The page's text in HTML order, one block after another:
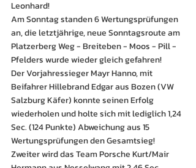
Leonhard!
Am Sonntag standen 6 Wertungsprüfungen
an, die letztjährige, neue Sonntagsroute am
Platzerberg Weg - Breiteben - Moos - Pill -
Pfelders wurde wieder gleich gefahren!
Der Vorjahressieger Mayr Hanno, mit
Beifahrer Hillebrand Edgar aus Bozen (VW
Salzburg Käfer) konnte seinen Erfolg
wiederholen und holte sich mit lediglich 1,24
Sec. (124 Punkte) Abweichung aus 15
Wertungsprüfungen den Gesamtsieg!
Zweiter wird das Team Porsche Kurt/Mair